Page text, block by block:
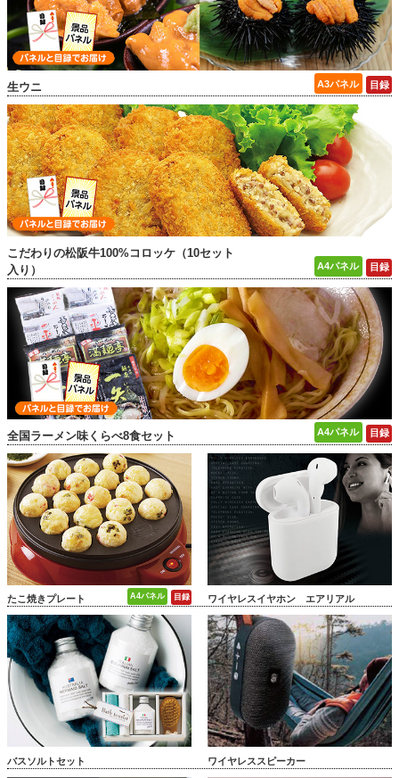
生ウニ
こだわりの松阪牛100%コロッケ（10セット
入り）
全国ラーメン味くらべ8食セット
たこ焼きプレート ワイヤレスイヤホン エアリアル
バスソルトセット ワイヤレススピーカー